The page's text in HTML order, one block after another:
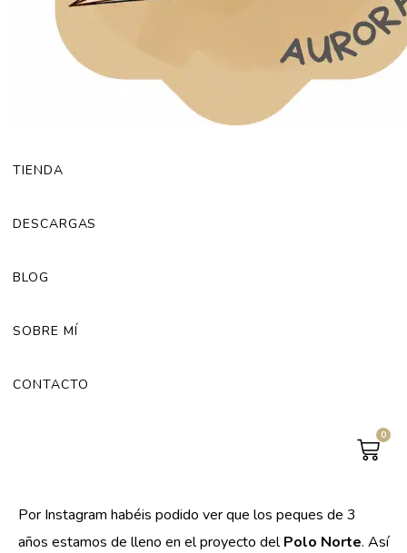
TIENDA
DESCARGAS
BLOG
SOBRE MÍ
CONTACTO
0
Por Instagram habéis podido ver que los peques de 3
años estamos de lleno en el proyecto delPolo Norte. Así